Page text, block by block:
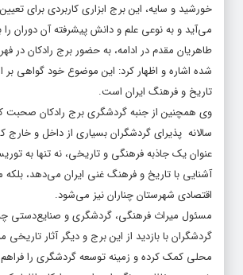
خورشید و سایه، این برج ابزاری کاربردی برای
می‌آید و به نوعی علم و دانش پیشرفته آن دوران
طاهریان مقدم در ادامه، به حضور برج رادکان در
شده اشاره و اظهار کرد: این موضوع خود گواهی بر
تاریخ و فرهنگ ایران است.
وی همچنین از جنبه گردشگری برج رادکان صحبت
سالانه پذیرای گردشگران بسیاری از داخل و
عنوان یک جاذبه فرهنگی و تاریخی، نه تنها به
آشنایی با تاریخ و فرهنگ غنی ایران می‌دهد،
اقتصادی شهرستان چناران نیز می‌شود.
مسئول میراث فرهنگی، گردشگری و صنایع‌دستی
گردشگران با بازدید از این برج و دیگر آثار تاریخی
محلی کمک کرده و زمینه توسعه گردشگری را فراهم